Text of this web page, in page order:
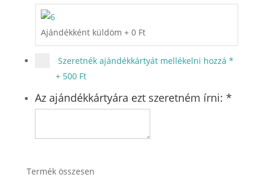
Ajándékként küldöm + 0 Ft
Szeretnék ajándékkártyát mellékelni hozzá *
+ 500 Ft
Az ajándékkártyára ezt szeretném írni: *
Termék összesen